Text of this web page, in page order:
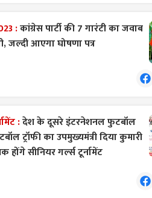
:कांग्रेस पार्टी की 7 गारंटी का जवाब
जल्दी आएगा घोषणा पत्र
:देश के दूसरे इंटरनेशनल फुटबॉल
ट्रॉफी का उपमुख्यमंत्री दिया कुमारी
सीनियर गर्ल्स टूर्नामेंट